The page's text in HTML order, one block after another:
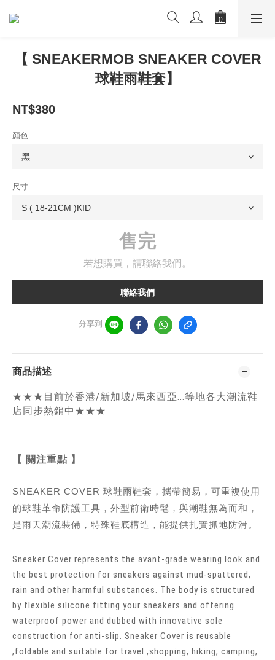
【 SNEAKERMOB SNEAKER COVER
球鞋雨鞋套】
NT$380
顏色
尺寸
售完
若想購買，請聯絡我們。
聯絡我們
分享到
商品描述
★★★目前於香港/新加坡/馬來西亞...等地各大潮流鞋
店同步熱銷中★★★
【 關注重點 】
SNEAKER COVER 球鞋雨鞋套，攜帶簡易，可重複使用
的球鞋革命防護工具，外型前衛時髦，與潮鞋無為而和，
是雨天潮流裝備，特殊鞋底構造，能提供扎實抓地防滑。
Sneaker Cover represents the avant-grade wearing look and
the best protection for sneakers against mud-spattered,
rain and other harmful substances. The body is structured
by flexible silicone fitting your sneakers and offering
waterproof power and dubbed with innovative sole
construction for anti-slip. Sneaker Cover is reusable
,foldable and suitable for travel ,shopping, hiking, camping,